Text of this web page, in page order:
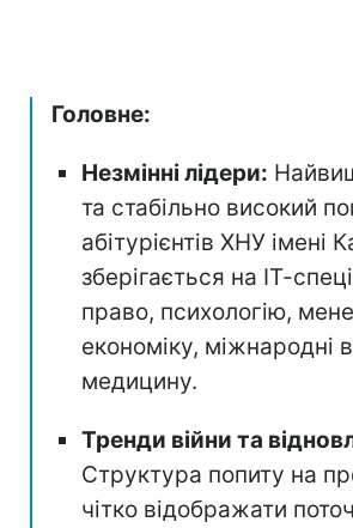
Головне:
Незмінні лідери:
та стабільно високий
абітурієнтів ХНУ імені
зберігається на ІТ-
право, психологію,
економіку, міжнародні
медицину.
Тренди війни та
Структура попиту на
чітко відображати